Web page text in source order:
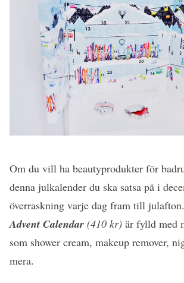
Om du vill ha beautyprodukter för
denna julkalender du ska satsa på i
överraskning varje dag fram till julafton.
Advent Calendar (410 kr) är fylld med
som shower cream, makeup remover,
mera.